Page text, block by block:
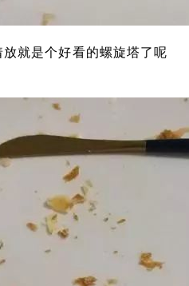
就是个好看的螺旋塔了呢